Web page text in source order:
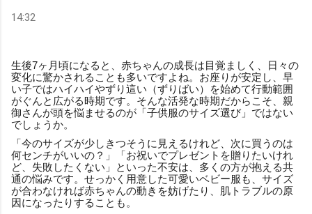
14:32
生後7ヶ月頃になると、赤ちゃんの成長は目覚ましく、日々の
変化に驚かされることも多いですよね。お座りが安定し、早
い子ではハイハイやずり這い（ずりばい）を始めて行動範囲
がぐんと広がる時期です。そんな活発な時期だからこそ、親
御さんが頭を悩ませるのが「子供服のサイズ選び」ではない
でしょうか。
「今のサイズが少しきつそうに見えるけれど、次に買うのは
何センチがいいの？」「お祝いでプレゼントを贈りたいけれ
ど、失敗したくない」といった不安は、多くの方が抱える共
通の悩みです。せっかく用意した可愛いベビー服も、サイズ
が合わなければ赤ちゃんの動きを妨げたり、肌トラブルの原
因になったりすることも。